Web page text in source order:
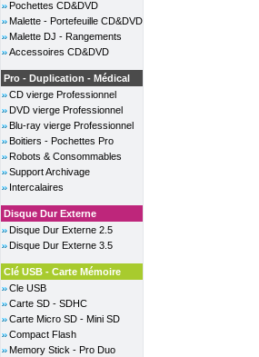
Pochettes CD&DVD
Malette - Portefeuille CD&DVD
Malette DJ - Rangements
Accessoires CD&DVD
Pro - Duplication - Médical
CD vierge Professionnel
DVD vierge Professionnel
Blu-ray vierge Professionnel
Boitiers - Pochettes Pro
Robots & Consommables
Support Archivage
Intercalaires
Disque Dur Externe
Disque Dur Externe 2.5
Disque Dur Externe 3.5
Clé USB - Carte Mémoire
Cle USB
Carte SD - SDHC
Carte Micro SD - Mini SD
Compact Flash
Memory Stick - Pro Duo